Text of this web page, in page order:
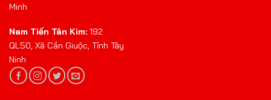
Minh
Nam Tiến Tân Kim: 192
QL50, Xã Cần Giuộc, Tỉnh Tây
Ninh